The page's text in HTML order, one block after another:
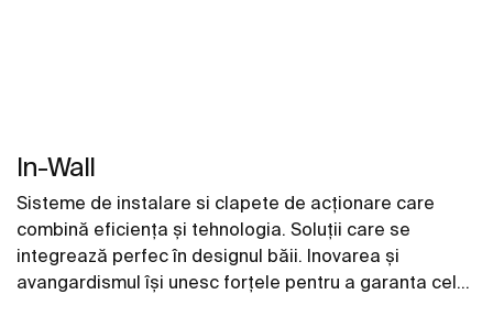
In-Wall
Sisteme de instalare si clapete de acționare care
combină eficienţa şi tehnologia. Soluţii care se
integrează perfec în designul băii. Inovarea şi
avangardismul îşi unesc forţele pentru a garanta cele